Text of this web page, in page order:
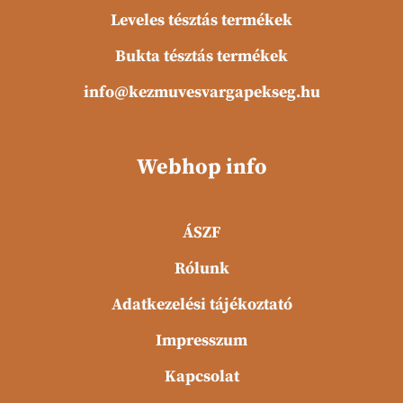
Leveles tésztás termékek
Bukta tésztás termékek
info@kezmuvesvargapekseg.hu
Webhop info
ÁSZF
Rólunk
Adatkezelési tájékoztató
Impresszum
Kapcsolat